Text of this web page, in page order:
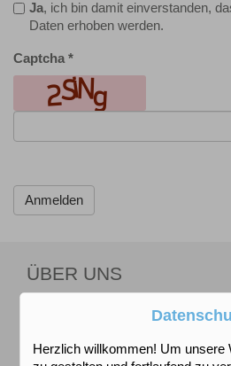
Ja, ich bin damit einverstanden,
Daten erhoben werden.
Captcha *
ÜBER UNS
Herzlich willkommen! Um unsere